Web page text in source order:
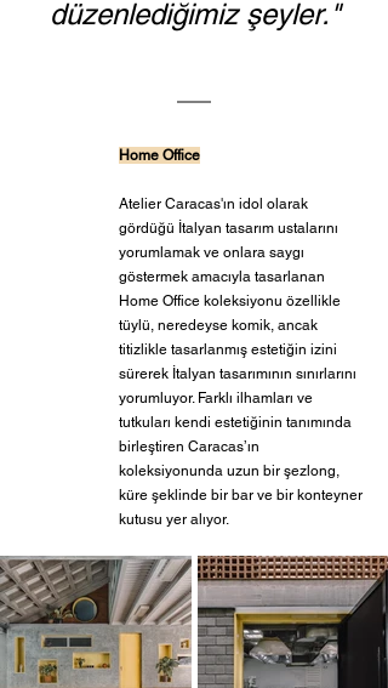
düzenlediğimiz şeyler."
Home Office
Atelier Caracas'ın idol olarak
gördüğü İtalyan tasarım ustalarını
yorumlamak ve onlara saygı
göstermek amacıyla tasarlanan
Home Office koleksiyonu özellikle
tüylü, neredeyse komik, ancak
titizlikle tasarlanmış estetiğin izini
sürerek İtalyan tasarımının sınırlarını
yorumluyor. Farklı ilhamları ve
tutkuları kendi estetiğinin tanımında
birleştiren Caracas’ın
koleksiyonunda uzun bir şezlong,
küre şeklinde bir bar ve bir konteyner
kutusu yer alıyor.